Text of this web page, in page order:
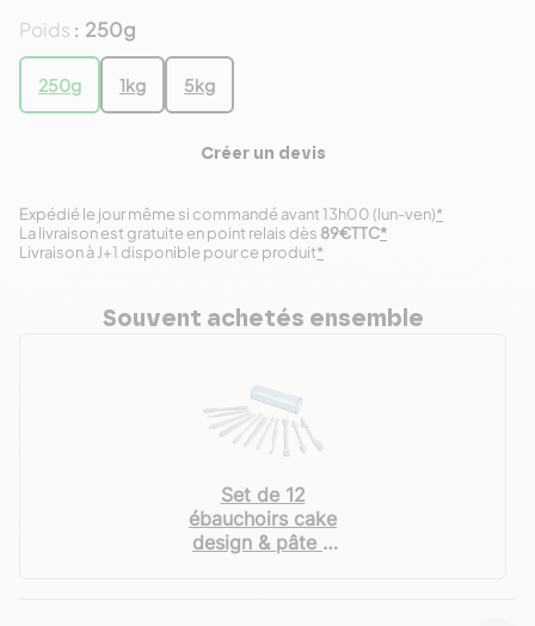
Poids : 250g
250g 1kg 5kg
Créer un devis
Expédié le jour même si commandé avant 13h00 (lun-ven)*
Livraison à J+1 disponible pour ce produit*
La livraison est gratuite en point relais dès 89€TTC*
Souvent achetés ensemble
Set de 12
ébauchoirs cake
design & pâte à